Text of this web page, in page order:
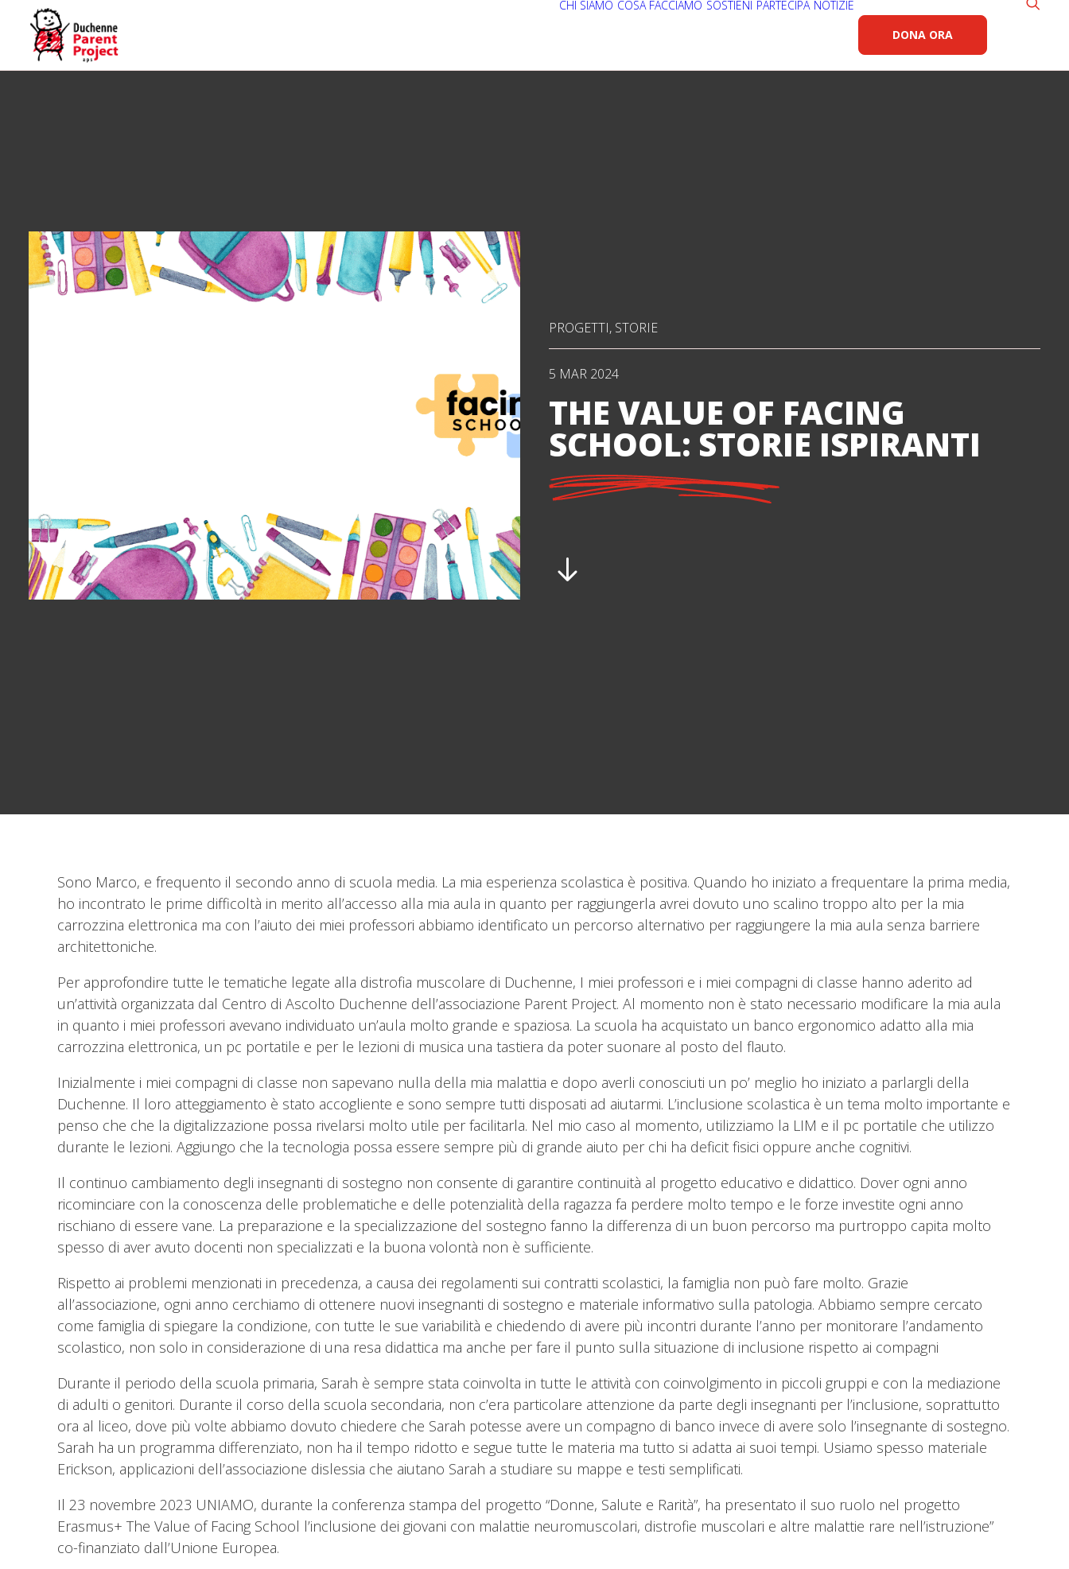
CHI SIAMO COSA FACCIAMO SOSTIENI PARTECIPA NOTIZIE
DONA ORA
PROGETTI, STORIE
5 MAR 2024
THE VALUE OF FACING
SCHOOL: STORIE ISPIRANTI
Sono Marco, e frequento il secondo anno di scuola media. La mia esperienza scolastica è positiva. Quando ho iniziato a frequentare la prima media,
ho incontrato le prime difficoltà in merito all’accesso alla mia aula in quanto per raggiungerla avrei dovuto uno scalino troppo alto per la mia
carrozzina elettronica ma con l’aiuto dei miei professori abbiamo identificato un percorso alternativo per raggiungere la mia aula senza barriere
architettoniche.
Per approfondire tutte le tematiche legate alla distrofia muscolare di Duchenne, I miei professori e i miei compagni di classe hanno aderito ad
un’attività organizzata dal Centro di Ascolto Duchenne dell’associazione Parent Project. Al momento non è stato necessario modificare la mia aula
in quanto i miei professori avevano individuato un’aula molto grande e spaziosa. La scuola ha acquistato un banco ergonomico adatto alla mia
carrozzina elettronica, un pc portatile e per le lezioni di musica una tastiera da poter suonare al posto del flauto.
Inizialmente i miei compagni di classe non sapevano nulla della mia malattia e dopo averli conosciuti un po’ meglio ho iniziato a parlargli della
Duchenne. Il loro atteggiamento è stato accogliente e sono sempre tutti disposati ad aiutarmi. L’inclusione scolastica è un tema molto importante e
penso che che la digitalizzazione possa rivelarsi molto utile per facilitarla. Nel mio caso al momento, utilizziamo la LIM e il pc portatile che utilizzo
durante le lezioni. Aggiungo che la tecnologia possa essere sempre più di grande aiuto per chi ha deficit fisici oppure anche cognitivi.
Il continuo cambiamento degli insegnanti di sostegno non consente di garantire continuità al progetto educativo e didattico. Dover ogni anno
ricominciare con la conoscenza delle problematiche e delle potenzialità della ragazza fa perdere molto tempo e le forze investite ogni anno
rischiano di essere vane. La preparazione e la specializzazione del sostegno fanno la differenza di un buon percorso ma purtroppo capita molto
spesso di aver avuto docenti non specializzati e la buona volontà non è sufficiente.
Rispetto ai problemi menzionati in precedenza, a causa dei regolamenti sui contratti scolastici, la famiglia non può fare molto. Grazie
all’associazione, ogni anno cerchiamo di ottenere nuovi insegnanti di sostegno e materiale informativo sulla patologia. Abbiamo sempre cercato
come famiglia di spiegare la condizione, con tutte le sue variabilità e chiedendo di avere più incontri durante l’anno per monitorare l’andamento
scolastico, non solo in considerazione di una resa didattica ma anche per fare il punto sulla situazione di inclusione rispetto ai compagni
Durante il periodo della scuola primaria, Sarah è sempre stata coinvolta in tutte le attività con coinvolgimento in piccoli gruppi e con la mediazione
di adulti o genitori. Durante il corso della scuola secondaria, non c’era particolare attenzione da parte degli insegnanti per l’inclusione, soprattutto
ora al liceo, dove più volte abbiamo dovuto chiedere che Sarah potesse avere un compagno di banco invece di avere solo l’insegnante di sostegno.
Sarah ha un programma differenziato, non ha il tempo ridotto e segue tutte le materia ma tutto si adatta ai suoi tempi. Usiamo spesso materiale
Erickson, applicazioni dell’associazione dislessia che aiutano Sarah a studiare su mappe e testi semplificati.
Il 23 novembre 2023 UNIAMO, durante la conferenza stampa del progetto “Donne, Salute e Rarità”, ha presentato il suo ruolo nel progetto
Erasmus+ The Value of Facing School l’inclusione dei giovani con malattie neuromuscolari, distrofie muscolari e altre malattie rare nell’istruzione”
co-finanziato dall’Unione Europea.